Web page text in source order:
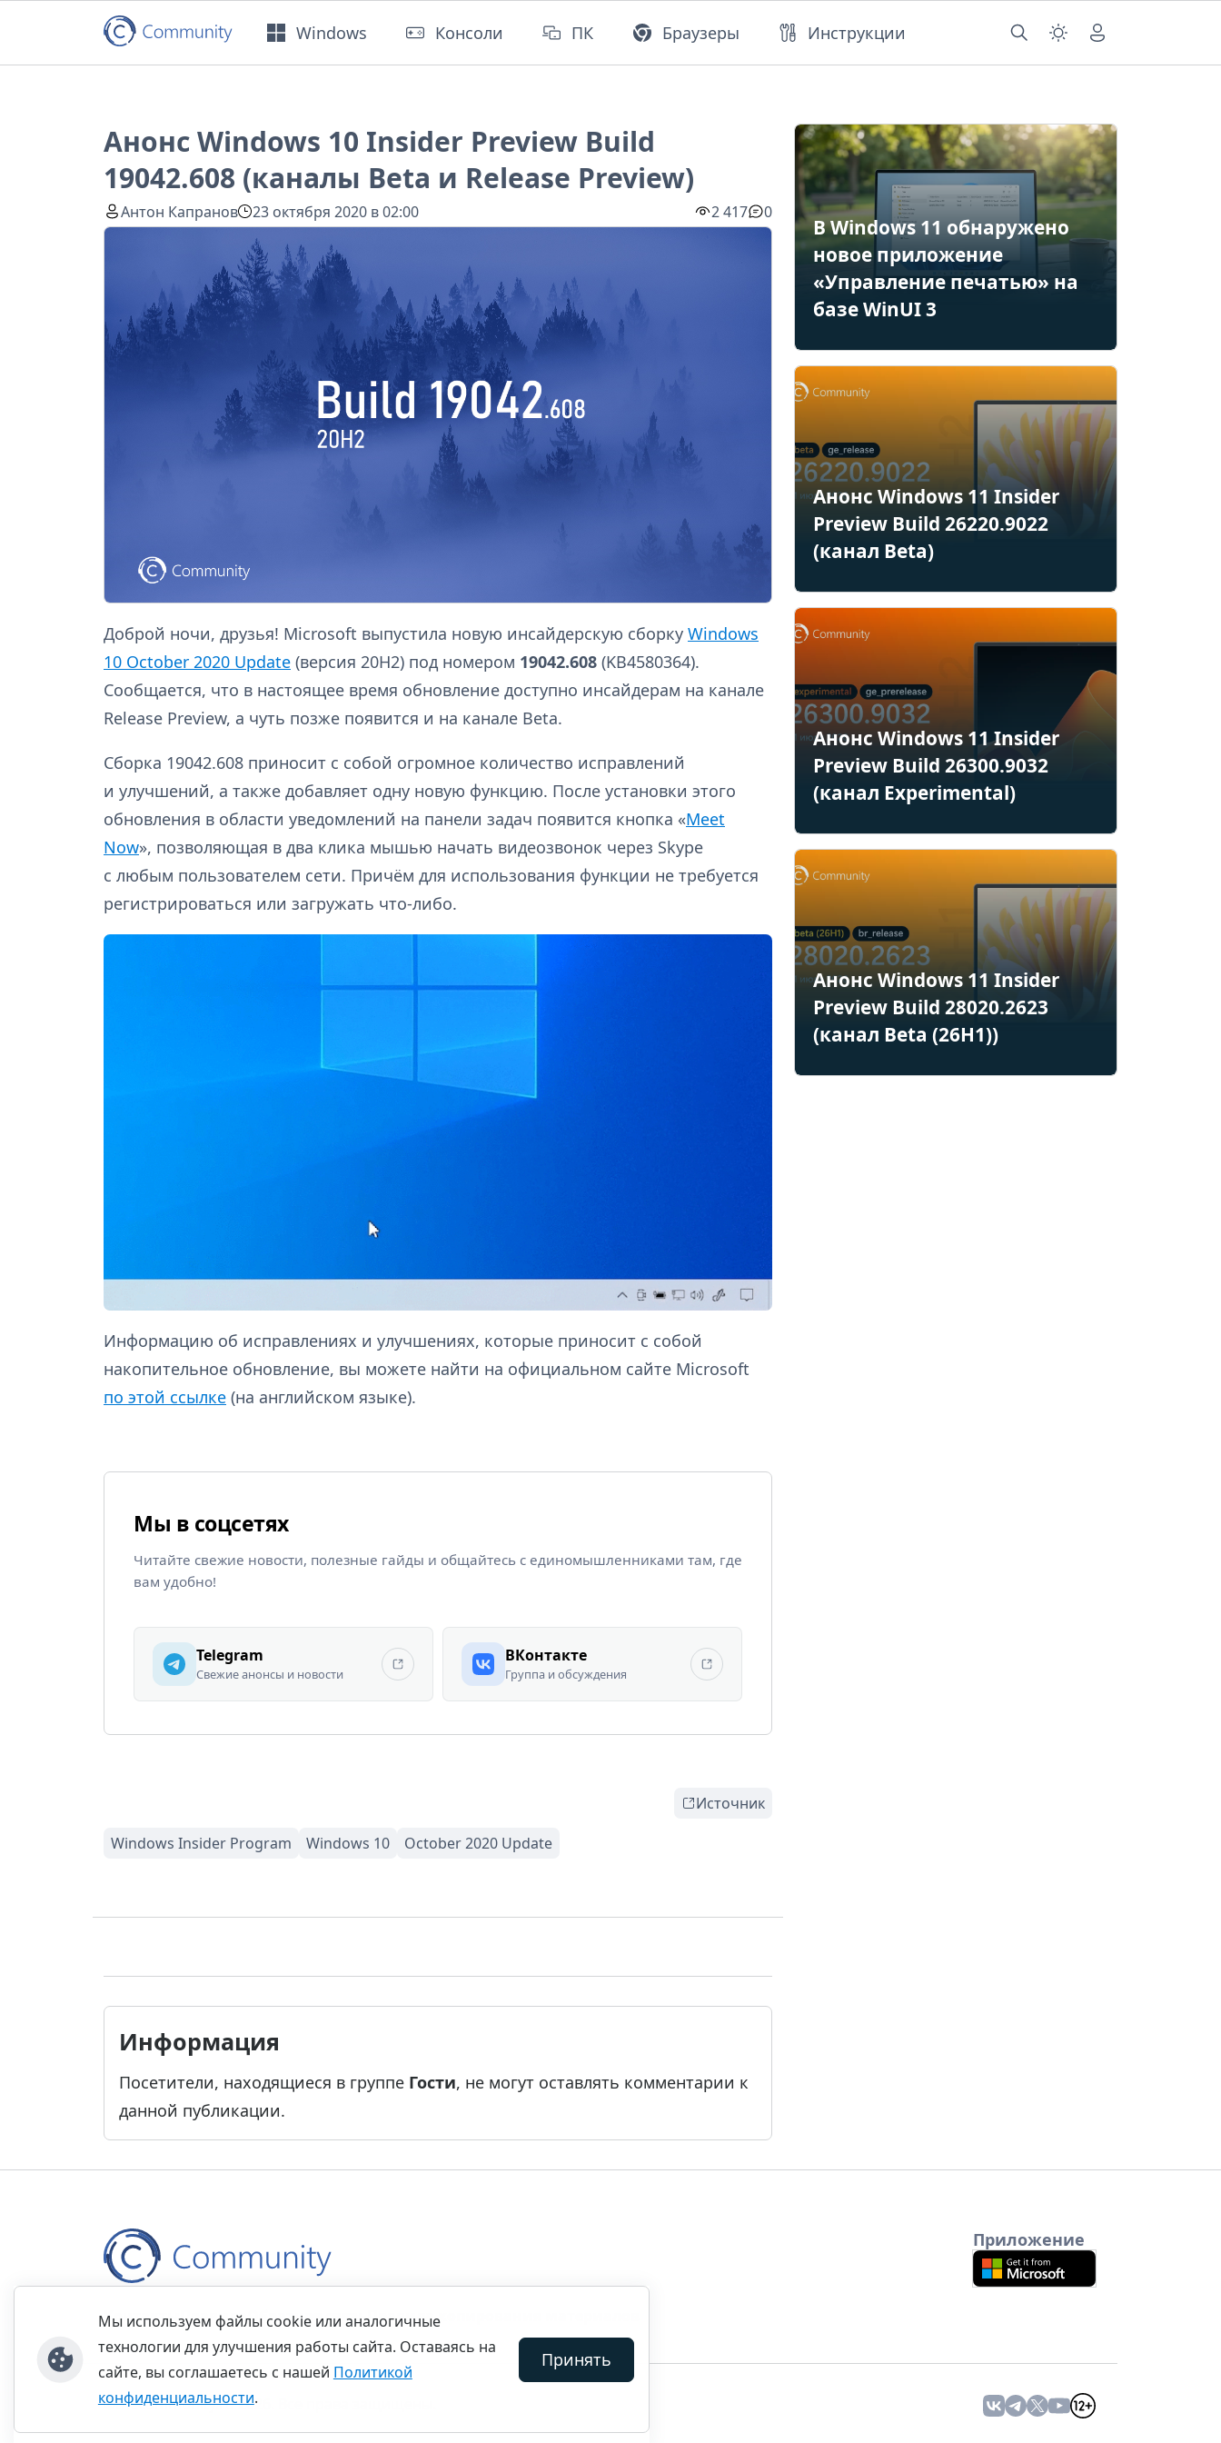
Windows Консоли ПК Браузеры Инструкции
Анонс Windows 10 Insider Preview Build
19042.608 (каналы Beta и Release Preview)
Антон Капранов 23 октября 2020 в 02:00 2 417 0
Доброй ночи, друзья! Microsoft выпустила новую инсайдерскую сборку Windows
10 October 2020 Update (версия 20H2) под номером 19042.608 (KB4580364).
Сообщается, что в настоящее время обновление доступно инсайдерам на канале
Release Preview, а чуть позже появится и на канале Beta.
Сборка 19042.608 приносит с собой огромное количество исправлений
и улучшений, а также добавляет одну новую функцию. После установки этого
обновления в области уведомлений на панели задач появится кнопка «Meet
Now», позволяющая в два клика мышью начать видеозвонок через Skype
с любым пользователем сети. Причём для использования функции не требуется
регистрироваться или загружать что-либо.
Информацию об исправлениях и улучшениях, которые приносит с собой
накопительное обновление, вы можете найти на официальном сайте Microsoft
по этой ссылке (на английском языке).
Мы в соцсетях
Читайте свежие новости, полезные гайды и общайтесь с единомышленниками там, где
вам удобно!
Telegram
Свежие анонсы и новости
ВКонтакте
Группа и обсуждения
Источник
Информация
Посетители, находящиеся в группе Гости, не могут оставлять комментарии к
данной публикации.
В Windows 11 обнаружено
новое приложение
«Управление печатью» на
базе WinUI 3
Анонс Windows 11 Insider
Preview Build 26220.9022
(канал Beta)
Анонс Windows 11 Insider
Preview Build 26300.9032
(канал Experimental)
Анонс Windows 11 Insider
Preview Build 28020.2623
(канал Beta (26H1))
КонтактыПравилаОбратная связьПравила копирования материалов
Приложение
©thecommunity.ru 2026. Все права защищены.
Мы используем файлы cookie или аналогичные
технологии для улучшения работы сайта. Оставаясь на
сайте, вы соглашаетесь с нашей Политикой
конфиденциальности.
Принять